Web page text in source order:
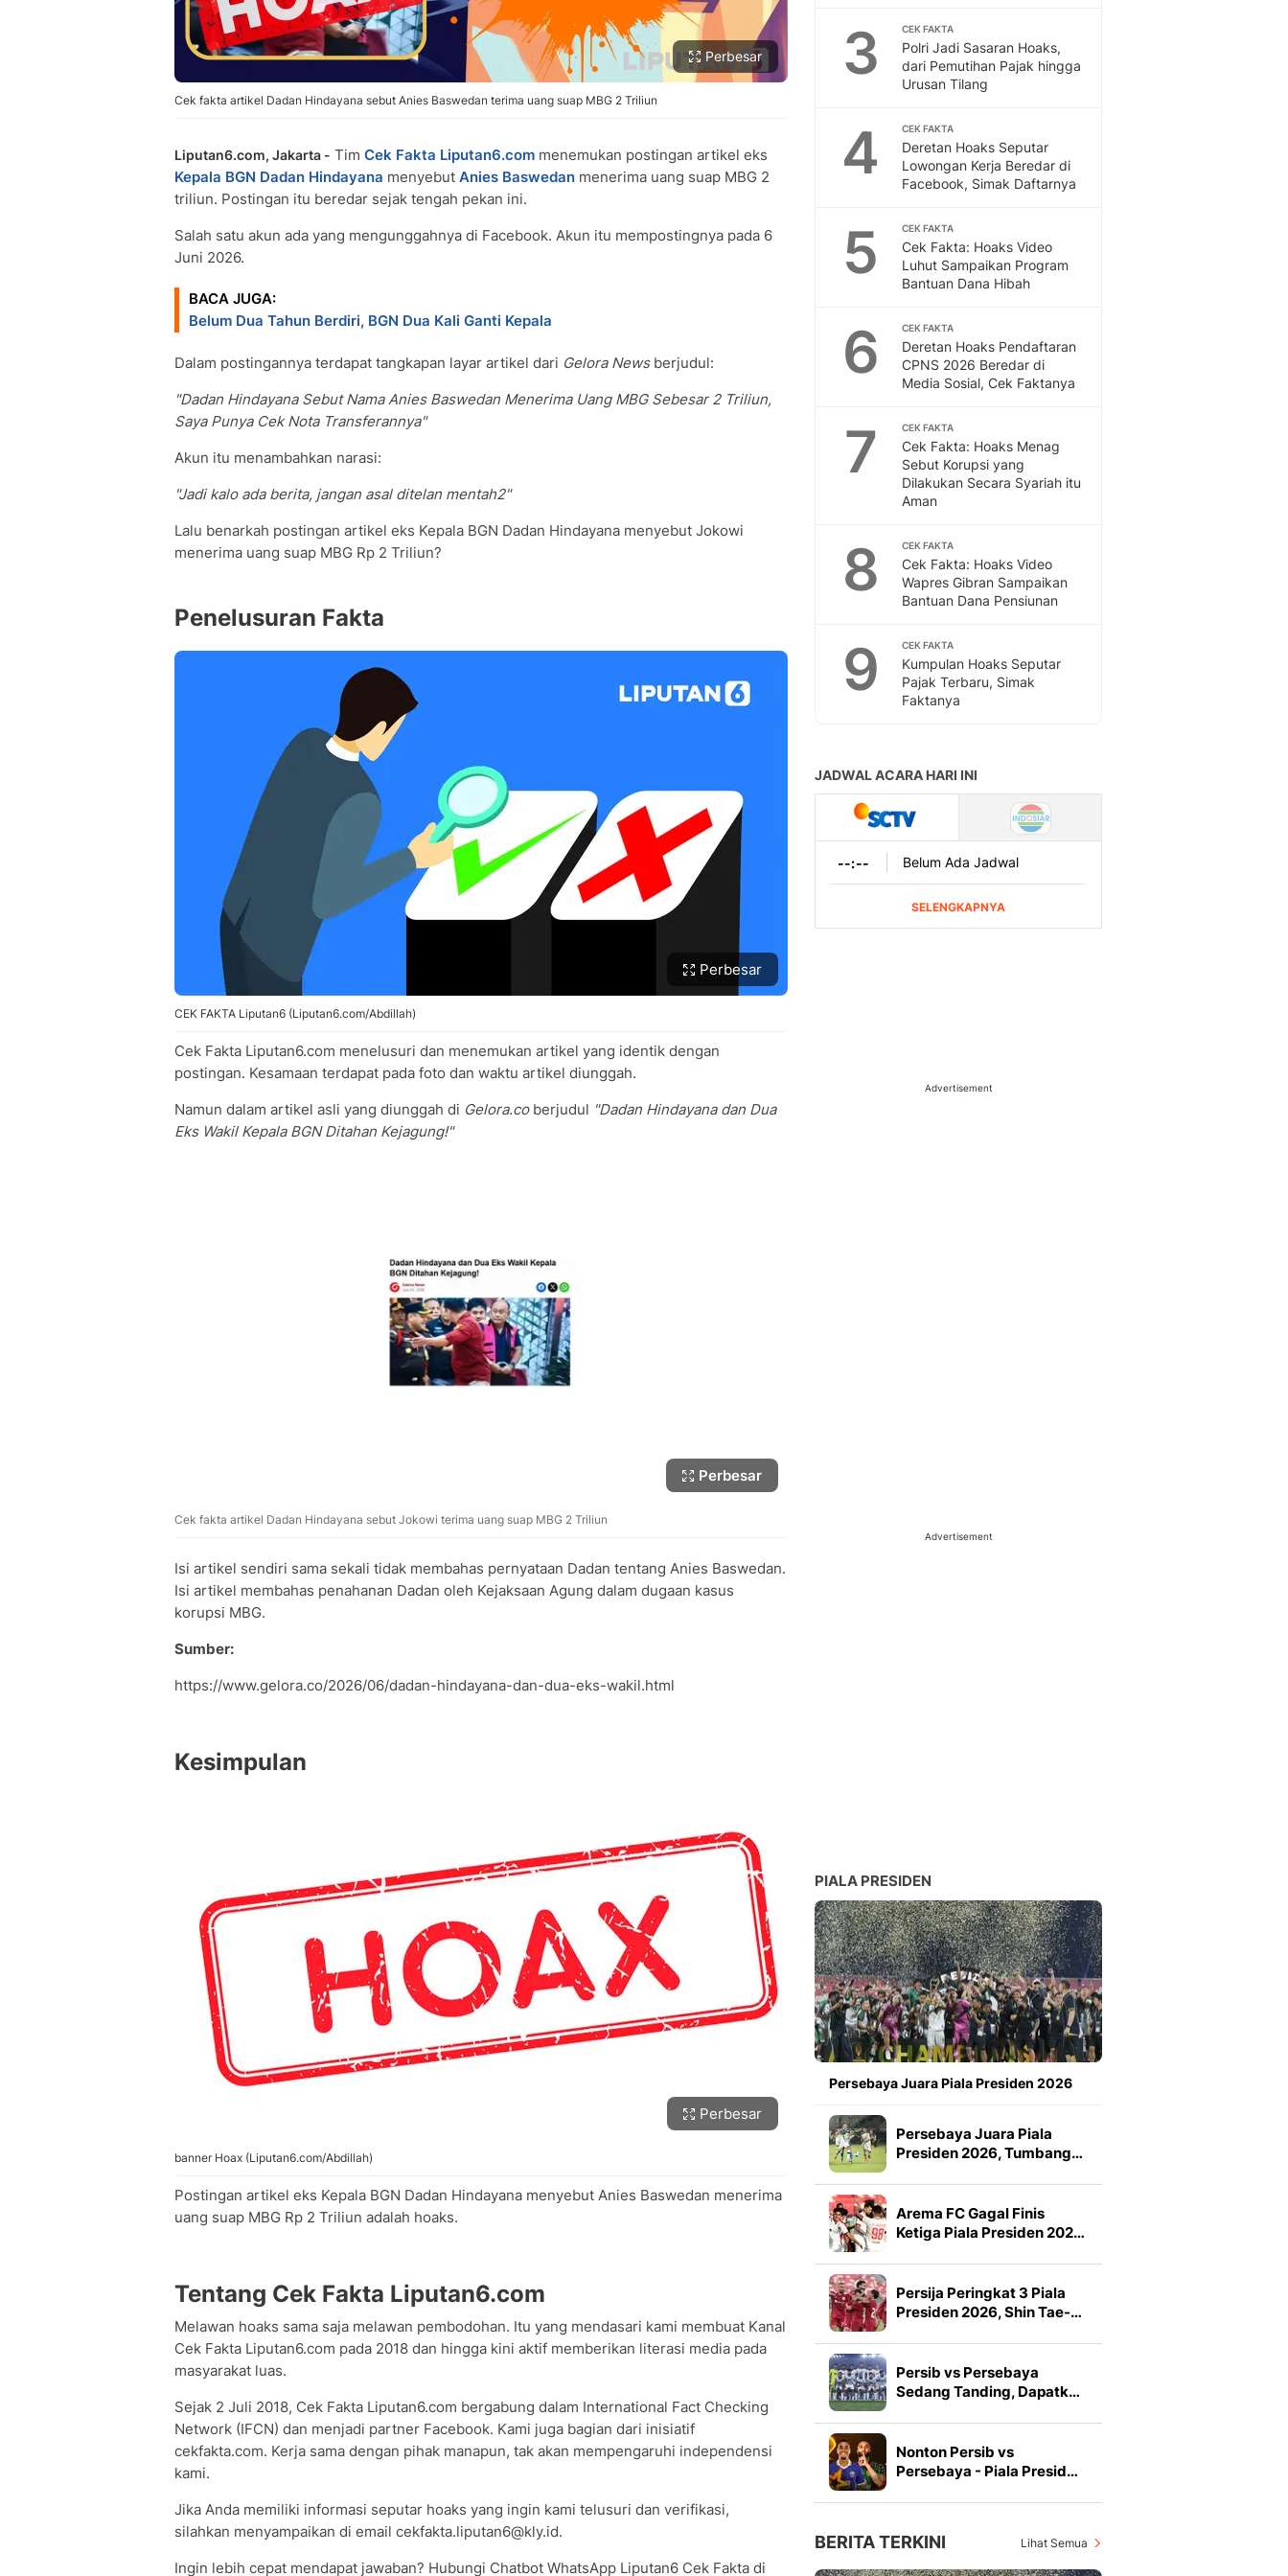
Perbesar
Cek fakta artikel Dadan Hindayana sebut Anies Baswedan terima uang suap MBG 2 Triliun
Liputan6.com, Jakarta - Tim Cek Fakta Liputan6.com menemukan postingan artikel eks
Kepala BGN Dadan Hindayana menyebut Anies Baswedan menerima uang suap MBG 2
triliun. Postingan itu beredar sejak tengah pekan ini.
Salah satu akun ada yang mengunggahnya di Facebook. Akun itu mempostingnya pada 6
Juni 2026.
BACA JUGA:
Belum Dua Tahun Berdiri, BGN Dua Kali Ganti Kepala
Dalam postingannya terdapat tangkapan layar artikel dari Gelora Newsberjudul:
"Dadan Hindayana Sebut Nama Anies Baswedan Menerima Uang MBG Sebesar 2 Triliun,
Saya Punya Cek Nota Transferannya"
Akun itu menambahkan narasi:
"Jadi kalo ada berita, jangan asal ditelan mentah2"
Lalu benarkah postingan artikel eks Kepala BGN Dadan Hindayana menyebut Jokowi
menerima uang suap MBG Rp 2 Triliun?
Penelusuran Fakta
Perbesar
CEK FAKTA Liputan6 (Liputan6.com/Abdillah)
Cek Fakta Liputan6.com menelusuri dan menemukan artikel yang identik dengan
postingan. Kesamaan terdapat pada foto dan waktu artikel diunggah.
Namun dalam artikel asli yang diunggah di Gelora.coberjudul "Dadan Hindayana dan Dua
Eks Wakil Kepala BGN Ditahan Kejagung!"
Perbesar
Cek fakta artikel Dadan Hindayana sebut Jokowi terima uang suap MBG 2 Triliun
Isi artikel sendiri sama sekali tidak membahas pernyataan Dadan tentang Anies Baswedan.
Isi artikel membahas penahanan Dadan oleh Kejaksaan Agung dalam dugaan kasus
korupsi MBG.
Sumber:
https://www.gelora.co/2026/06/dadan-hindayana-dan-dua-eks-wakil.html
Kesimpulan
Perbesar
banner Hoax (Liputan6.com/Abdillah)
Postingan artikel eks Kepala BGN Dadan Hindayana menyebut Anies Baswedan menerima
uang suap MBG Rp 2 Triliun adalah hoaks.
Tentang Cek Fakta Liputan6.com
Melawan hoaks sama saja melawan pembodohan. Itu yang mendasari kami membuat Kanal
Cek Fakta Liputan6.com pada 2018 dan hingga kini aktif memberikan literasi media pada
masyarakat luas.
Sejak 2 Juli 2018, Cek Fakta Liputan6.com bergabung dalam International Fact Checking
Network (IFCN) dan menjadi partner Facebook. Kami juga bagian dari inisiatif
cekfakta.com. Kerja sama dengan pihak manapun, tak akan mempengaruhi independensi
kami.
Jika Anda memiliki informasi seputar hoaks yang ingin kami telusuri dan verifikasi,
silahkan menyampaikan di email cekfakta.liputan6@kly.id.
Ingin lebih cepat mendapat jawaban? Hubungi Chatbot WhatsApp Liputan6 Cek Fakta di
3 CEK FAKTA
Polri Jadi Sasaran Hoaks,
dari Pemutihan Pajak hingga
Urusan Tilang
4 CEK FAKTA
Deretan Hoaks Seputar
Lowongan Kerja Beredar di
Facebook, Simak Daftarnya
5 CEK FAKTA
Cek Fakta: Hoaks Video
Luhut Sampaikan Program
Bantuan Dana Hibah
6 CEK FAKTA
Deretan Hoaks Pendaftaran
CPNS 2026 Beredar di
Media Sosial, Cek Faktanya
7 CEK FAKTA
Cek Fakta: Hoaks Menag
Sebut Korupsi yang
Dilakukan Secara Syariah itu
Aman
8 CEK FAKTA
Cek Fakta: Hoaks Video
Wapres Gibran Sampaikan
Bantuan Dana Pensiunan
9 CEK FAKTA
Kumpulan Hoaks Seputar
Pajak Terbaru, Simak
Faktanya
Advertisement
Advertisement
PIALA PRESIDEN
Persebaya Juara Piala Presiden 2026
Persebaya Juara Piala
Presiden 2026, Tumbang…
Arema FC Gagal Finis
Ketiga Piala Presiden 202…
Persija Peringkat 3 Piala
Presiden 2026, Shin Tae-…
Persib vs Persebaya
Sedang Tanding, Dapatk…
Nonton Persib vs
Persebaya - Piala Presid…
BERITA TERKINI Lihat Semua